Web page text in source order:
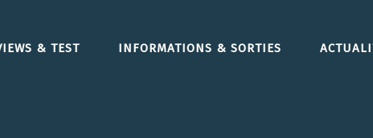
& TEST INFORMATIONS & SORTIES